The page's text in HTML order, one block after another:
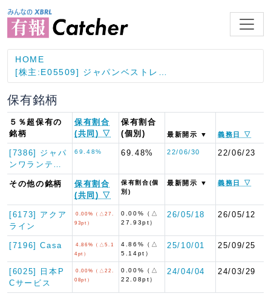
HOME
[株主:E05509] ジャパンベストレ…
保有銘柄
５％超保有の
銘柄
保有割合
(共同) ▽
保有割合
(個別)
最新開示 ▼ 義務日 ▽
[7386] ジャパ
ンワランテ…
69.48% 69.48% 22/06/30 22/06/23
その他の銘柄
保有割合
(共同) ▽
保有割合(個
別)
最新開示 ▼ 義務日 ▽
[6173] アクア
ライン
0.00%（△27.
93pt）
0.00%（△
27.93pt）
26/05/18 26/05/12
[7196] Casa
4.86%（△5.1
4pt）
4.86%（△
5.14pt）
25/10/01 25/09/25
[6025] 日本P
Cサービス
0.00%（△22.
08pt）
0.00%（△
22.08pt）
24/04/04 24/03/29